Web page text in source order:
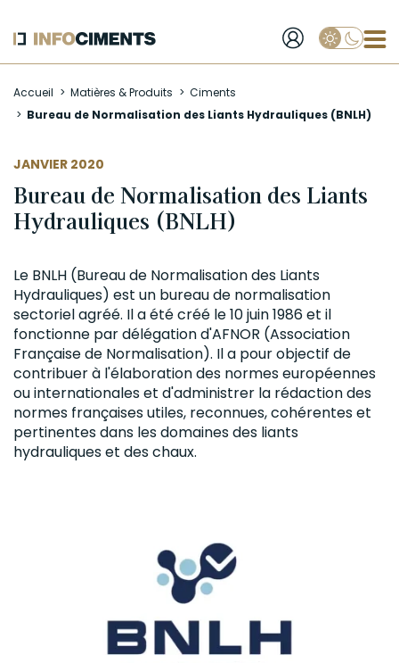
au
contenu
Accueil Matières & Produits
Ciments
Bureau de Normalisation des Liants Hydrauliques (BNLH)
JANVIER 2020
Bureau de Normalisation des Liants
Hydrauliques (BNLH)
Le BNLH (Bureau de Normalisation des Liants
Hydrauliques) est un bureau de normalisation
sectoriel agréé. Il a été créé le 10 juin 1986 et il
fonctionne par délégation d'AFNOR (Association
Française de Normalisation). Il a pour objectif de
contribuer à l'élaboration des normes européennes
ou internationales et d'administrer la rédaction des
normes françaises utiles, reconnues, cohérentes et
pertinentes dans les domaines des liants
hydrauliques et des chaux.